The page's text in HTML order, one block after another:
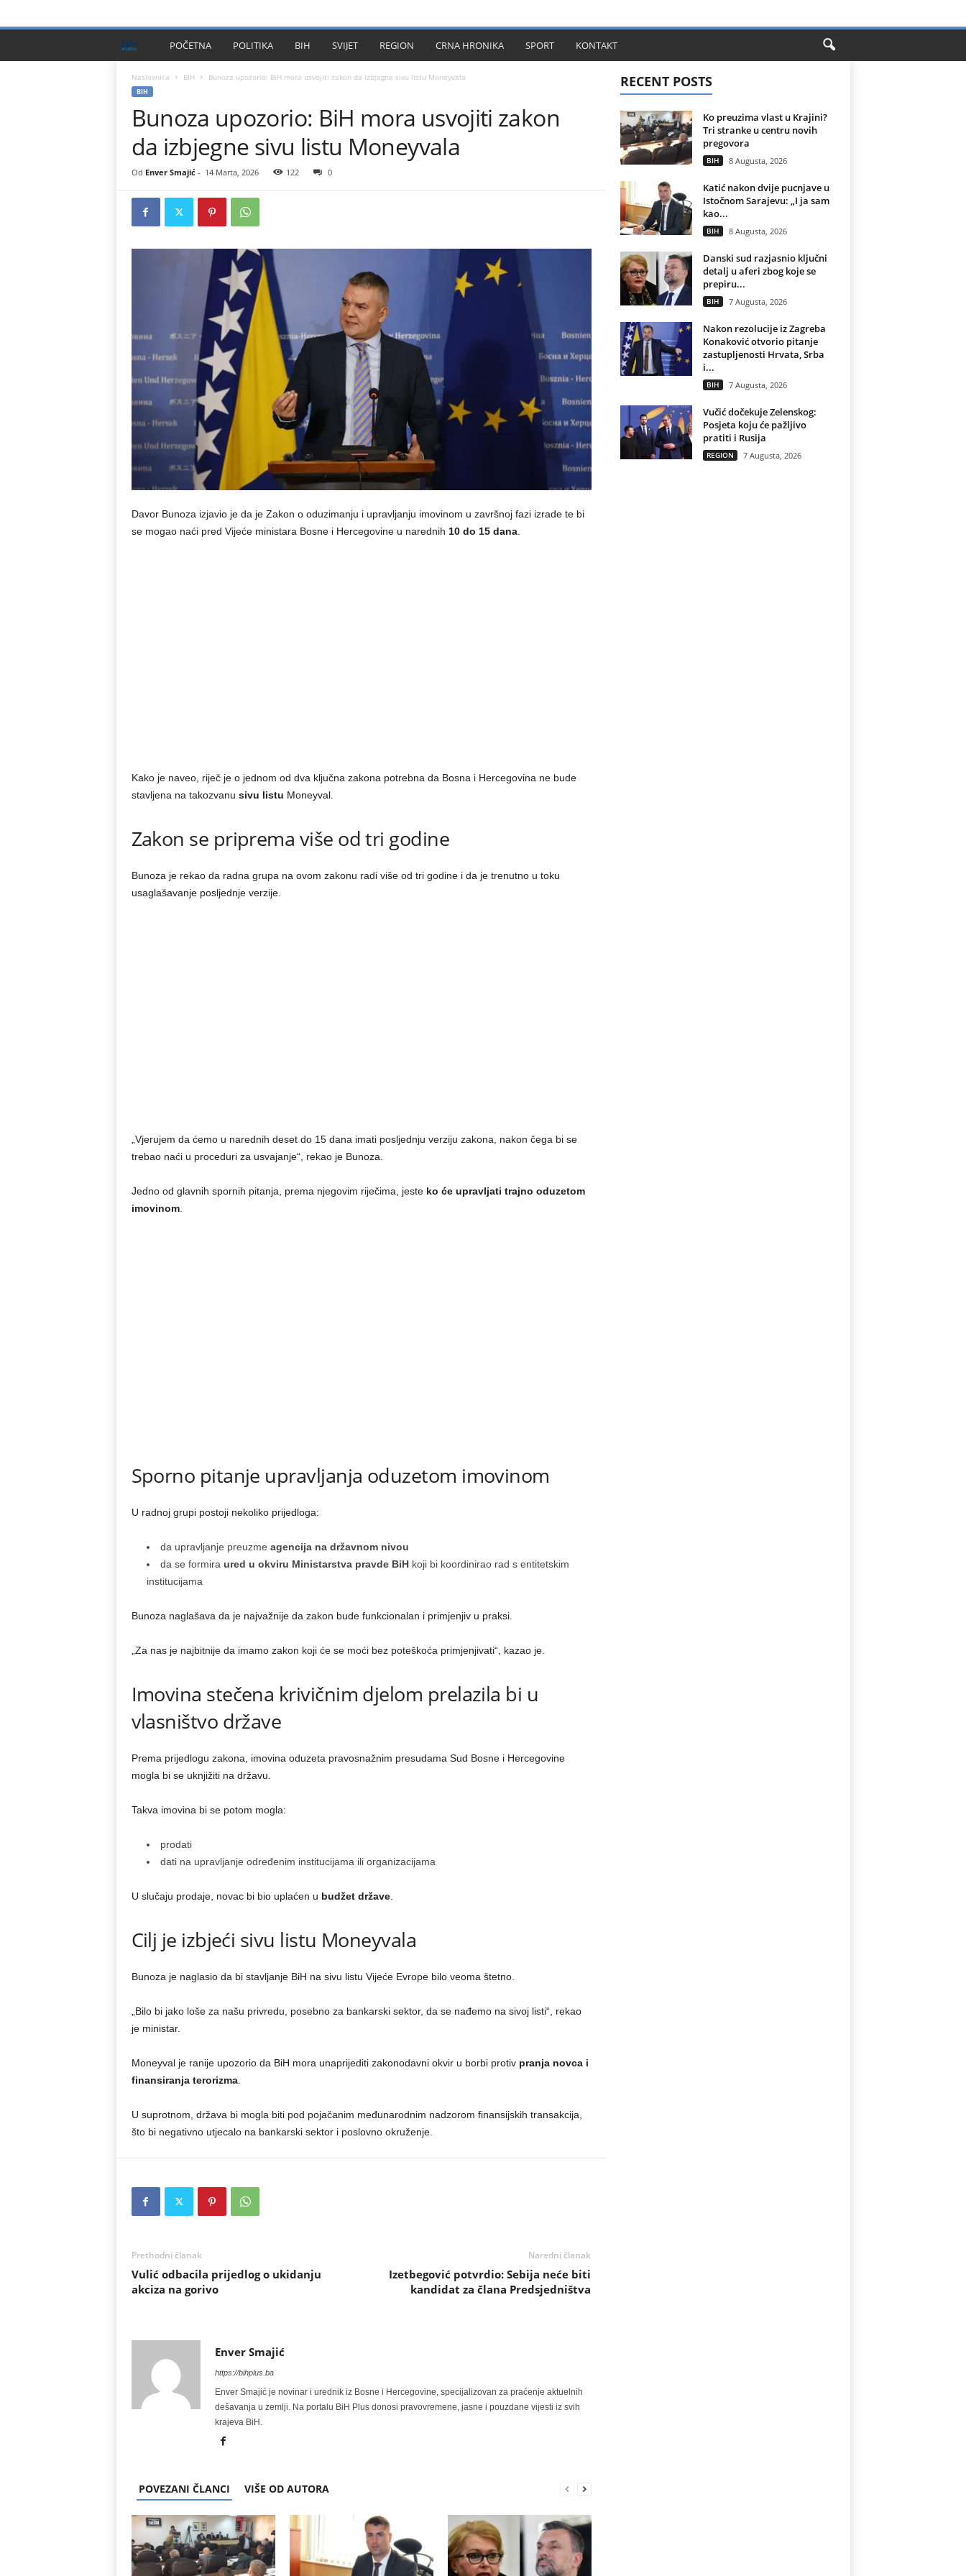
I
l
u
POČETNA POLITIKA BIH SVIJET REGION CRNA HRONIKA SPORT KONTAKT
Naslovnica BIH Bunoza upozorio: BiH mora usvojiti zakon da izbjegne sivu listu Moneyvala
BIH
Bunoza upozorio: BiH mora usvojiti zakon
da izbjegne sivu listu Moneyvala
Od Enver Smajić- 14 Marta, 2026 122 0
Davor Bunoza izjavio je da je Zakon o oduzimanju i upravljanju imovinom u završnoj fazi izrade te bi
se mogao naći pred Vijeće ministara Bosne i Hercegovine u narednih 10 do 15 dana.
Kako je naveo, riječ je o jednom od dva ključna zakona potrebna da Bosna i Hercegovina ne bude
stavljena na takozvanu sivu listu Moneyval.
Zakon se priprema više od tri godine
Bunoza je rekao da radna grupa na ovom zakonu radi više od tri godine i da je trenutno u toku
usaglašavanje posljednje verzije.
„Vjerujem da ćemo u narednih deset do 15 dana imati posljednju verziju zakona, nakon čega bi se
trebao naći u proceduri za usvajanje“, rekao je Bunoza.
Jedno od glavnih spornih pitanja, prema njegovim riječima, jeste ko će upravljati trajno oduzetom
imovinom.
Sporno pitanje upravljanja oduzetom imovinom
U radnoj grupi postoji nekoliko prijedloga:
da upravljanje preuzme agencija na državnom nivou
da se formira ured u okviru Ministarstva pravde BiHkoji bi koordinirao rad s entitetskim
institucijama
Bunoza naglašava da je najvažnije da zakon bude funkcionalan i primjenjiv u praksi.
„Za nas je najbitnije da imamo zakon koji će se moći bez poteškoća primjenjivati“, kazao je.
Imovina stečena krivičnim djelom prelazila bi u
vlasništvo države
Prema prijedlogu zakona, imovina oduzeta pravosnažnim presudama Sud Bosne i Hercegovine
mogla bi se uknjižiti na državu.
Takva imovina bi se potom mogla:
prodati
dati na upravljanje određenim institucijama ili organizacijama
U slučaju prodaje, novac bi bio uplaćen u budžet države.
Cilj je izbjeći sivu listu Moneyvala
Bunoza je naglasio da bi stavljanje BiH na sivu listu Vijeće Evrope bilo veoma štetno.
„Bilo bi jako loše za našu privredu, posebno za bankarski sektor, da se nađemo na sivoj listi“, rekao
je ministar.
Moneyval je ranije upozorio da BiH mora unaprijediti zakonodavni okvir u borbi protiv pranja novca i
finansiranja terorizma.
U suprotnom, država bi mogla biti pod pojačanim međunarodnim nadzorom finansijskih transakcija,
što bi negativno utjecalo na bankarski sektor i poslovno okruženje.
Prethodni članak
Vulić odbacila prijedlog o ukidanju
akciza na gorivo
Naredni članak
Izetbegović potvrdio: Sebija neće biti
kandidat za člana Predsjedništva
Enver Smajić
https://bihplus.ba
Enver Smajić je novinar i urednik iz Bosne i Hercegovine, specijalizovan za praćenje aktuelnih
dešavanja u zemlji. Na portalu BiH Plus donosi pravovremene, jasne i pouzdane vijesti iz svih
krajeva BiH.
POVEZANI ČLANCI VIŠE OD AUTORA
RECENT POSTS
Ko preuzima vlast u Krajini?
Tri stranke u centru novih
pregovora
BIH 8 Augusta, 2026
Katić nakon dvije pucnjave u
Istočnom Sarajevu: „I ja sam
kao...
BIH 8 Augusta, 2026
Danski sud razjasnio ključni
detalj u aferi zbog koje se
prepiru...
BIH 7 Augusta, 2026
Nakon rezolucije iz Zagreba
Konaković otvorio pitanje
zastupljenosti Hrvata, Srba
i...
BIH 7 Augusta, 2026
Vučić dočekuje Zelenskog:
Posjeta koju će pažljivo
pratiti i Rusija
REGION 7 Augusta, 2026